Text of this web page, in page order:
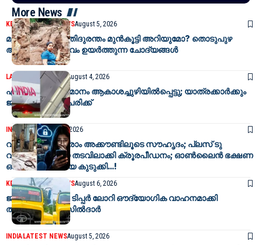
More News
KERALALATEST NEWSAugust 5, 2026
മൃഗങ്ങൾ പ്രകൃതിദുരന്തം മുൻകൂട്ടി അറിയുമോ? തൊടുപുഴ
ആലക്കോട് സംഭവം ഉയർത്തുന്ന ചോദ്യങ്ങൾ
LATEST NEWS INDIAAugust 4, 2026
എയർ ഇന്ത്യ വിമാനം ആകാശച്ചുഴിയിൽപ്പെട്ടു; യാത്രക്കാർക്കും
ജീവനക്കാർക്കും പരിക്ക്
INDIANEWSAugust 6, 2026
വ്യാജ ഇൻസ്റ്റഗ്രാം അക്കൗണ്ടിലൂടെ സൗഹൃദം; പ്ലസ് ടു
വിദ്യാർഥിനിയെ തടവിലാക്കി ക്രൂരപീഡനം; ഓൺലൈൻ ഭക്ഷണ
ഓർഡർ പ്രതിയെ കുടുക്കി…!
KERALALATEST NEWSAugust 6, 2026
ജപ്തിക്ക് പിന്നാലെ ടിപ്പർ ലോറി ഔദ്യോഗിക വാഹനമാക്കി
തിരുവല്ല തഹസിൽദാർ
INDIALATEST NEWSAugust 5, 2026